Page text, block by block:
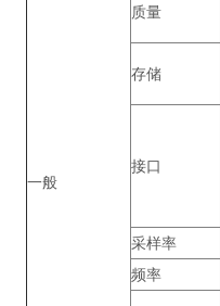
一般
质量
存储
接口
采样率
频率